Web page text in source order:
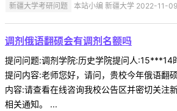
新疆大学考研问题 本站小编 新疆大学 2022-11-09
调剂俄语翻硕会有调剂名额吗
提问问题:调剂学院:历史学院提问人
提问内容:老师您好，请问，贵校今年俄语翻
内容:请查看在线咨询我校公告区并密切关注
相关通知。 ...